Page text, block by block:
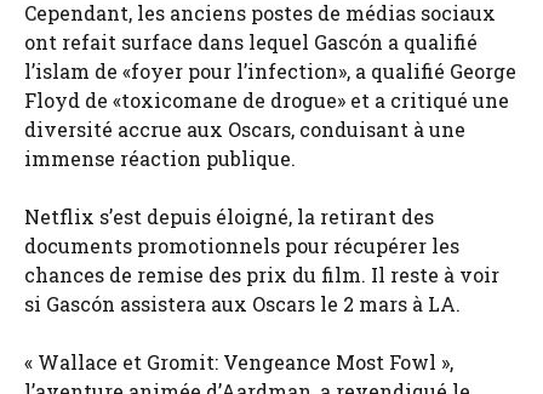
Cependant, les anciens postes de médias sociaux
ont refait surface dans lequel Gascón a qualifié
l’islam de «foyer pour l’infection», a qualifié George
Floyd de «toxicomane de drogue» et a critiqué une
diversité accrue aux Oscars, conduisant à une
immense réaction publique.
Netflix s’est depuis éloigné, la retirant des
documents promotionnels pour récupérer les
chances de remise des prix du film. Il reste à voir
si Gascón assistera aux Oscars le 2 mars à LA.
« Wallace et Gromit: Vengeance Most Fowl »,